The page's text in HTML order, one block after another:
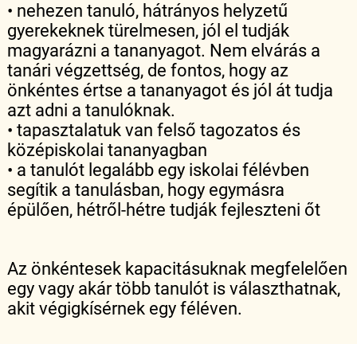
• nehezen tanuló, hátrányos helyzetű
gyerekeknek türelmesen, jól el tudják
magyarázni a tananyagot. Nem elvárás a
tanári végzettség, de fontos, hogy az
önkéntes értse a tananyagot és jól át tudja
azt adni a tanulóknak.
• tapasztalatuk van felső tagozatos és
középiskolai tananyagban
• a tanulót legalább egy iskolai félévben
segítik a tanulásban, hogy egymásra
épülően, hétről-hétre tudják fejleszteni őt
Az önkéntesek kapacitásuknak megfelelően
egy vagy akár több tanulót is választhatnak,
akit végigkísérnek egy féléven.